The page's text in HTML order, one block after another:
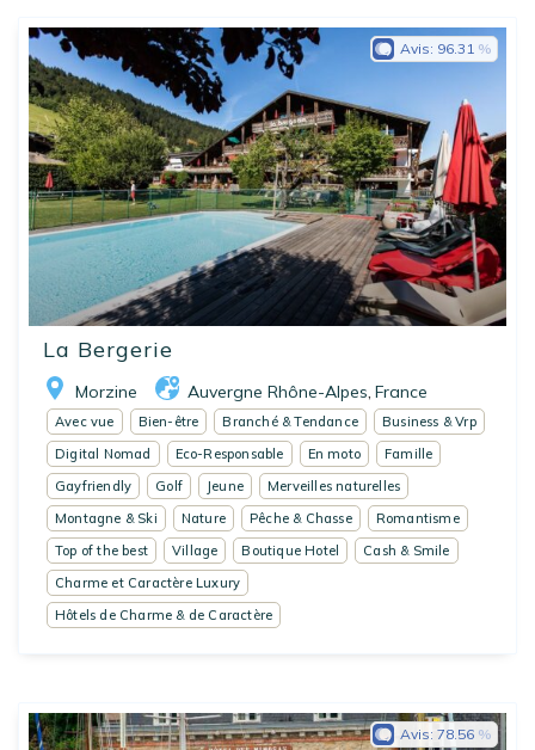
La Bergerie
Morzine Auvergne Rhône-Alpes, France
Avis: 96.31
Avec vue Bien-être Branché & Tendance
Business & Vrp
Digital Nomad
Eco-Responsable En moto
Famille
Gayfriendly
Golf Jeune
Merveilles naturelles
Montagne & Ski
Nature Pêche & Chasse
Romantisme
Top of the best
Village Boutique Hotel
Cash & Smile
Charme et Caractère Luxury
Hôtels de Charme & de Caractère
Avis: 78.56